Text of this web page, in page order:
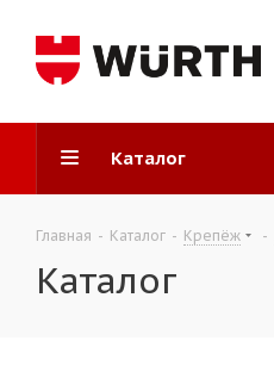
Каталог
Главная - Каталог - Крепёж -
Каталог